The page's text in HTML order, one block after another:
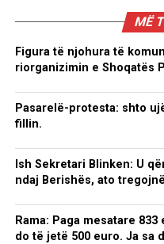
MË
Figura të njohura të
riorganizimin e Shoqatës
Pasarelë-protesta: shto
fillin.
Ish Sekretari Blinken: U
ndaj Berishës, ato
Rama: Paga mesatare
do të jetë 500 euro. Ja sa